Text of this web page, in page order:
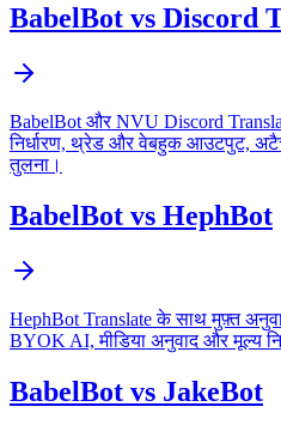
BabelBot vs Discord
BabelBot और NVU Discord
निर्धारण, थ्रेड और वेबहुक आउटपुट,
तुलना।
BabelBot vs HephBot
HephBot Translate के साथ मुफ़्त
BYOK AI, मीडिया अनुवाद और मूल्य
BabelBot vs JakeBot